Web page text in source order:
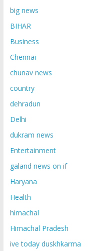
big news
BIHAR
Business
Chennai
chunav news
country
dehradun
Delhi
dukram news
Entertainment
galand news on if
Haryana
Health
himachal
Himachal Pradesh
ive today duskhkarma